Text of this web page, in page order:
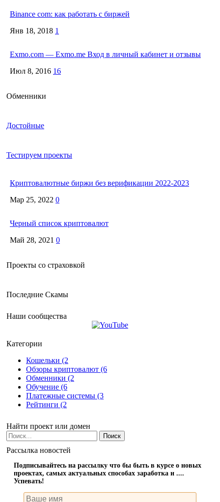
Binance com: как работать с биржей
Янв 18, 2018 1
Exmo.com — Exmo.me Вход в личный кабинет и отзывы
Июл 8, 2016 16
Обменники
Достойные
Тестируем проекты
Криптовалютные биржи без верификации 2022-2023
Мар 25, 2022 0
Черный список криптовалют
Май 28, 2021 0
Проекты со страховкой
Последние Скамы
Наши сообщества
Категории
Кошельки (2
Обзоры криптовалют (6
Обменники (2
Обучение (6
Платежные системы (3
Рейтинги (2
Найти проект или домен
Рассылка новостей
Подписывайтесь на рассылку что бы быть в курсе о новых
проектах, самых актуальных способах заработка и ....
Успевать!